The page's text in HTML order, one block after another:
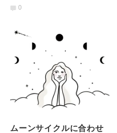
健康に逆効果！ たった3
悪影響
0
ムーンサイクルに合わせ